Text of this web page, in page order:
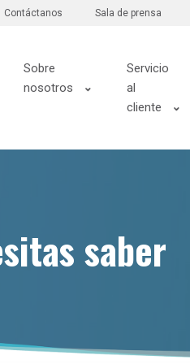
Sala de prensa
Contáctanos
Sobre
nosotros
Servicio
al
cliente
saber